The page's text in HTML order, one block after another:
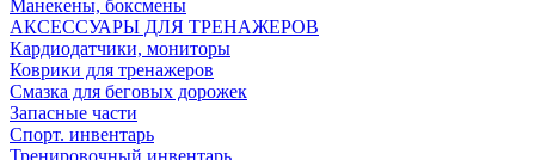
Манекены, боксмены
АКСЕССУАРЫ ДЛЯ ТРЕНАЖЕРОВ
Кардиодатчики, мониторы
Коврики для тренажеров
Смазка для беговых дорожек
Запасные части
Спорт. инвентарь
Тренировочный инвентарь